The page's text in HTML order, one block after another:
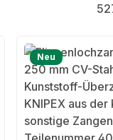
Neu